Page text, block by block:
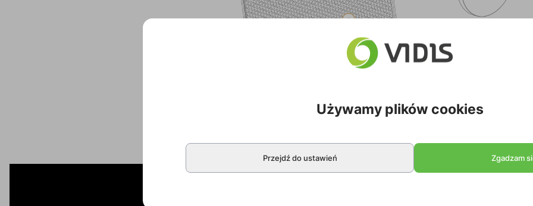
Używamy plików cookies
Przejdź do ustawień Zgadzam